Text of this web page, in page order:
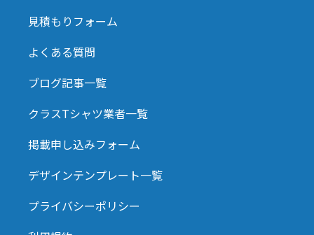
見積もりフォーム
よくある質問
ブログ記事一覧
クラスTシャツ業者一覧
掲載申し込みフォーム
デザインテンプレート一覧
プライバシーポリシー